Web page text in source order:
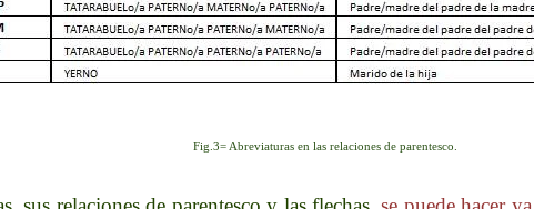
Fig.3= Abreviaturas en las relaciones de parentesco.